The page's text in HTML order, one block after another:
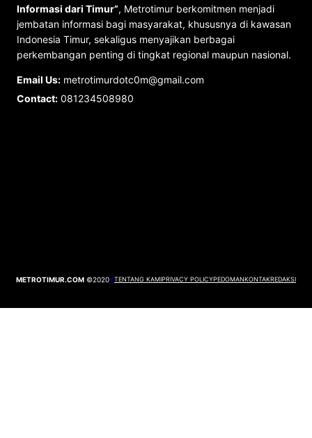
Informasi dari Timur”, Metrotimur berkomitmen menjadi
jembatan informasi bagi masyarakat, khususnya di kawasan
Indonesia Timur, sekaligus menyajikan berbagai
perkembangan penting di tingkat regional maupun nasional.
Email Us: metrotimurdotc0m@gmail.com
Contact: 081234508980
METROTIMUR.COM ©2020YTENTANG KAMIPRIVACY POLICYPEDOMANKONTAKREDAKSI